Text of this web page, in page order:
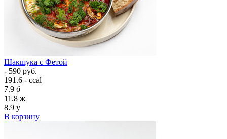
Шакшука с Фетой
- 590 руб.
191.6 - ccal
7.9 б
11.8 ж
8.9 у
В корзину